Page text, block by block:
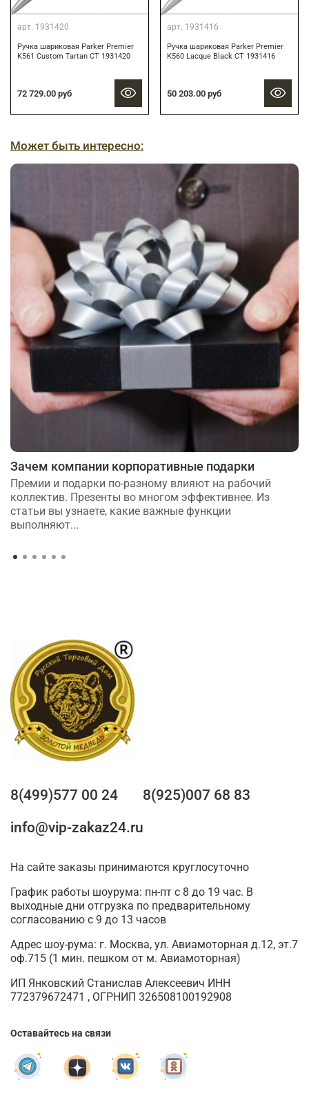
арт. 1931420
Ручка шариковая Parker Premier
K561 Custom Tartan CT 1931420
72 729.00 руб
арт. 1931416
Ручка шариковая Parker Premier
K560 Lacque Black CT 1931416
50 203.00 руб
Может быть интересно:
Зачем компании корпоративные подарки
Премии и подарки по-разному влияют на рабочий
коллектив. Презенты во многом эффективнее. Из
статьи вы узнаете, какие важные функции
выполняют...
8(499)577 00 24
8(925)007 68 83
info@vip-zakaz24.ru
На сайте заказы принимаются круглосуточно
График работы шоурума: пн-пт с 8 до 19 час. В
выходные дни отгрузка по предварительному
согласованию с 9 до 13 часов
Адрес шоу-рума: г. Москва, ул. Авиамоторная д.12, эт.7
оф.715 (1 мин. пешком от м. Авиамоторная)
ИП Янковский Станислав Алексеевич ИНН
772379672471 , ОГРНИП 326508100192908
Оставайтесь на связи